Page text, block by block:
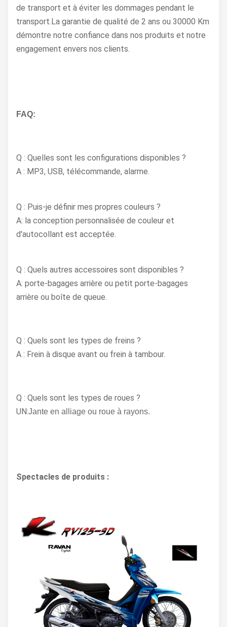
de transport et à éviter les dommages pendant le
transport.La garantie de qualité de 2 ans ou 30000 Km
démontre notre confiance dans nos produits et notre
engagement envers nos clients.
FAQ:
Q : Quelles sont les configurations disponibles ?
A : MP3, USB, télécommande, alarme.
Q : Puis-je définir mes propres couleurs ?
A: la conception personnalisée de couleur et
d'autocollant est acceptée.
Q : Quels autres accessoires sont disponibles ?
A: porte-bagages arrière ou petit porte-bagages
arrière ou boîte de queue.
Q : Quels sont les types de freins ?
A : Frein à disque avant ou frein à tambour.
Q : Quels sont les types de roues ?
UN:Jante en alliage ou roue à rayons.
Spectacles de produits :